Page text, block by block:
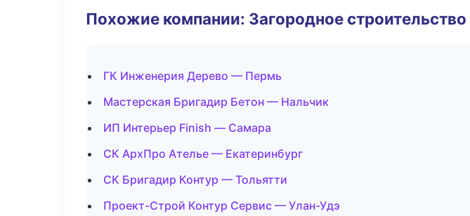
Похожие компании: Загородное строительство
ГК Инженерия Дерево — Пермь
Мастерская Бригадир Бетон — Нальчик
ИП Интерьер Finish — Самара
СК АрхПро Ателье — Екатеринбург
СК Бригадир Контур — Тольятти
Проект-Строй Контур Сервис — Улан-Удэ